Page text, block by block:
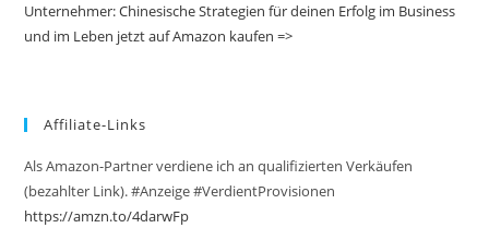
Unternehmer: Chinesische Strategien für deinen Erfolg im Business
und im Leben jetzt auf Amazon kaufen =>
Affiliate-Links
Als Amazon-Partner verdiene ich an qualifizierten Verkäufen
(bezahlter Link). #Anzeige #VerdientProvisionen
https://amzn.to/4darwFp